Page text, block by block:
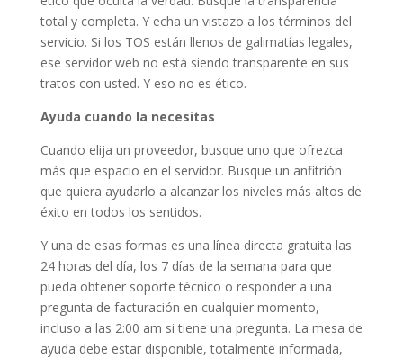
total y completa. Y echa un vistazo a los términos del
servicio. Si los TOS están llenos de galimatías legales,
ese servidor web no está siendo transparente en sus
tratos con usted. Y eso no es ético.
Ayuda cuando la necesitas
Cuando elija un proveedor, busque uno que ofrezca
más que espacio en el servidor. Busque un anfitrión
que quiera ayudarlo a alcanzar los niveles más altos de
éxito en todos los sentidos.
Y una de esas formas es una línea directa gratuita las
24 horas del día, los 7 días de la semana para que
pueda obtener soporte técnico o responder a una
pregunta de facturación en cualquier momento,
incluso a las 2:00 am si tiene una pregunta. La mesa de
ayuda debe estar disponible, totalmente informada,